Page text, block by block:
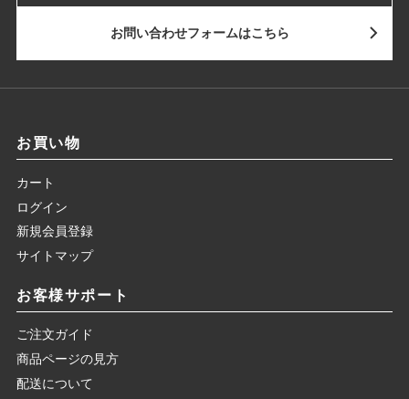
お問い合わせフォームはこちら
お買い物
カート
ログイン
新規会員登録
サイトマップ
お客様サポート
ご注文ガイド
商品ページの見方
配送について